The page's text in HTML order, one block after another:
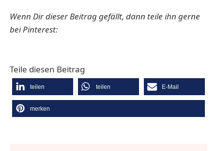
Wenn Dir dieser Beitrag gefällt, dann teile ihn gerne
bei Pinterest:
Teile diesen Beitrag
teilen teilen E-Mail
merken